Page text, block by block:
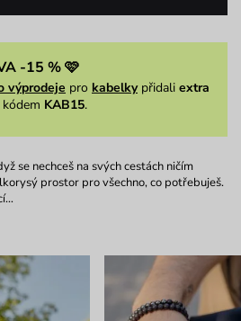
-15 % 🩷
výprodeje pro kabelkypřidali extra
kódem KAB15.
se nechceš na svých cestách ničím
prostor pro všechno, co potřebuješ.